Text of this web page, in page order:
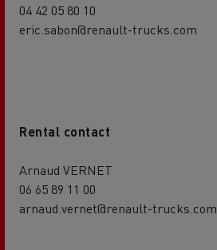
04 42 05 80 10
eric.sabon@renault-trucks.com
Rental contact
Arnaud VERNET
06 65 89 11 00
arnaud.vernet@renault-trucks.com